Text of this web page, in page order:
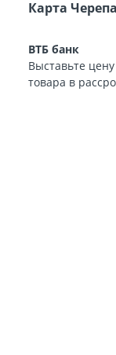
Карта
ВТБ банк
Выставьте
товара в